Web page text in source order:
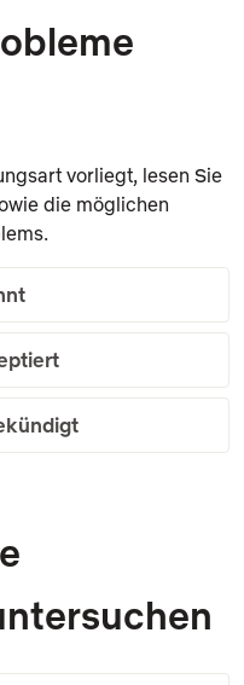
vorliegt, lesen Sie
die möglichen